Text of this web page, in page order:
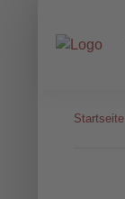
Startseite